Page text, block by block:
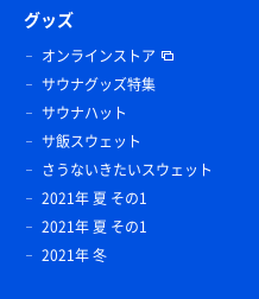
グッズ
オンラインストア
サウナグッズ特集
サウナハット
サ飯スウェット
さうないきたいスウェット
2021年 夏 その1
2021年 夏 その1
2021年 冬